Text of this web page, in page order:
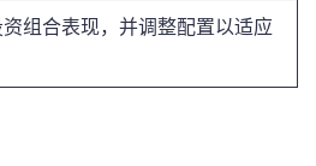
组合表现，并调整配置以适应